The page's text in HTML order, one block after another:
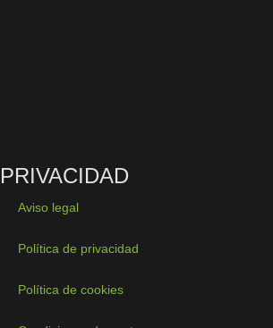
PRIVACIDAD
Aviso legal
Política de privacidad
Política de cookies